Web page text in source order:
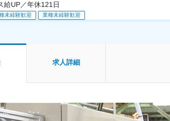
給UP／年休121日
未経験歓迎 業種未経験歓迎
求人詳細